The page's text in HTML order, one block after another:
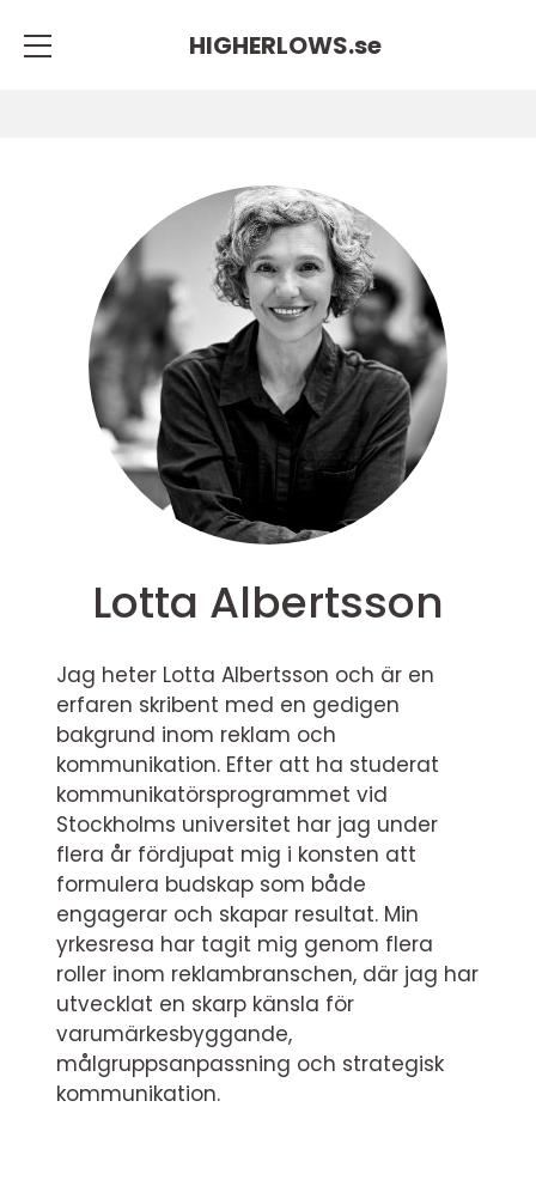
HIGHERLOWS.se
Lotta Albertsson
Jag heter Lotta Albertsson och är en
erfaren skribent med en gedigen
bakgrund inom reklam och
kommunikation. Efter att ha studerat
kommunikatörsprogrammet vid
Stockholms universitet har jag under
flera år fördjupat mig i konsten att
formulera budskap som både
engagerar och skapar resultat. Min
yrkesresa har tagit mig genom flera
roller inom reklambranschen, där jag har
utvecklat en skarp känsla för
varumärkesbyggande,
målgruppsanpassning och strategisk
kommunikation.